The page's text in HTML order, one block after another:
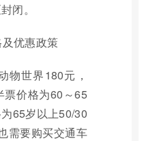
闭。
优惠政策
物世界180元，
票价格为60～65
65岁以上50/30
需要购买交通车